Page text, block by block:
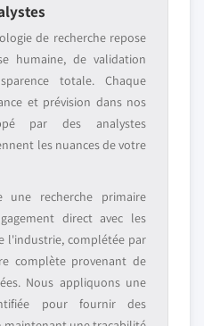
de recherche repose
humaine, de validation
totale. Chaque
et prévision dans nos
par des analystes
les nuances de votre
une recherche primaire
direct avec les
l'industrie, complétée par
complète provenant de
Nous appliquons une
pour fournir des